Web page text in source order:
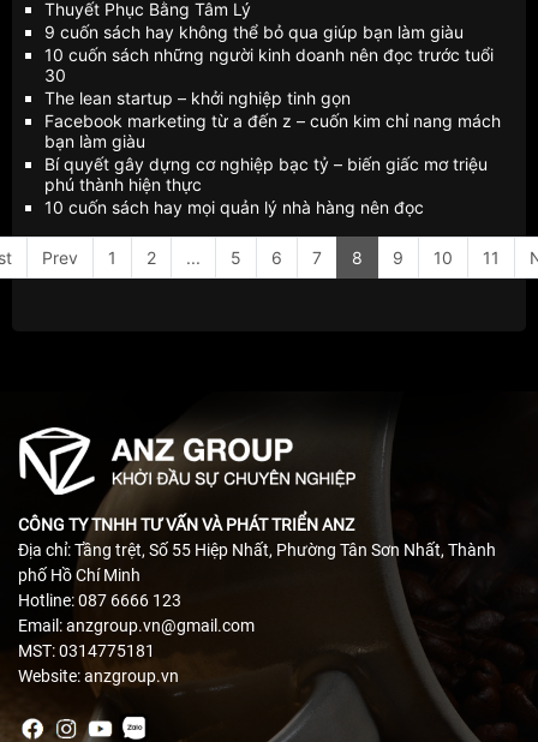
Thuyết Phục Bằng Tâm Lý
9 cuốn sách hay không thể bỏ qua giúp bạn làm giàu
10 cuốn sách những người kinh doanh nên đọc trước tuổi
30
The lean startup – khởi nghiệp tinh gọn
Facebook marketing từ a đến z – cuốn kim chỉ nang mách
bạn làm giàu
Bí quyết gây dựng cơ nghiệp bạc tỷ – biến giấc mơ triệu
phú thành hiện thực
10 cuốn sách hay mọi quản lý nhà hàng nên đọc
Prev 1 2 ... 5 6 7 8 9 10 11
CÔNG TY TNHH TƯ VẤN VÀ PHÁT TRIỂN ANZ
Địa chỉ: Tầng trệt, Số 55 Hiệp Nhất, Phường Tân Sơn Nhất, Thành
phố Hồ Chí Minh
Hotline: 087 6666 123
Email: anzgroup.vn@gmail.com
MST: 0314775181
Website: anzgroup.vn